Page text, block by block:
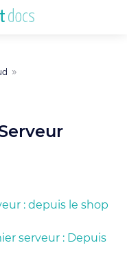
: depuis le shop
serveur : Depuis